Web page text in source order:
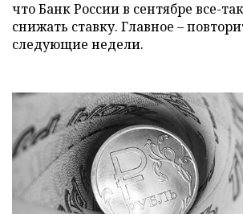
что Банк России в сентябре все-
снижать ставку. Главное –
следующие недели.